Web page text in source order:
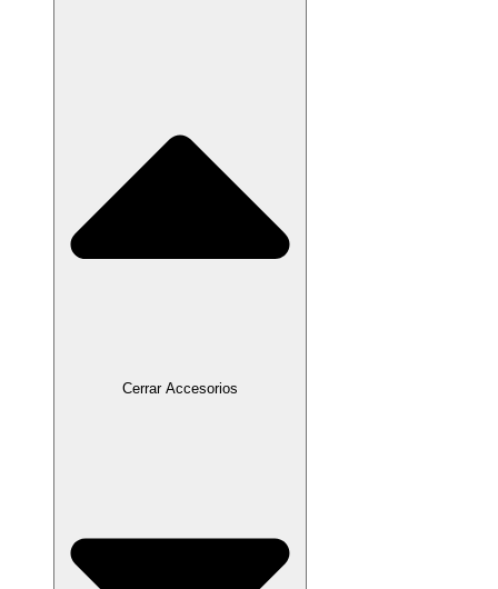
Cerrar Accesorios